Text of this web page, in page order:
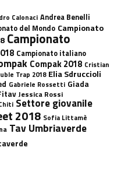
Calonaci Andrea Benelli
del Mondo Campionato
Campionato
Campionato italiano
Compak 2018 Cristian
Trap 2018 Elia Sdruccioli
Gabriele Rossetti Giada
Jessica Rossi
Settore giovanile
2018 Sofia Littamè
Tav Umbriaverde